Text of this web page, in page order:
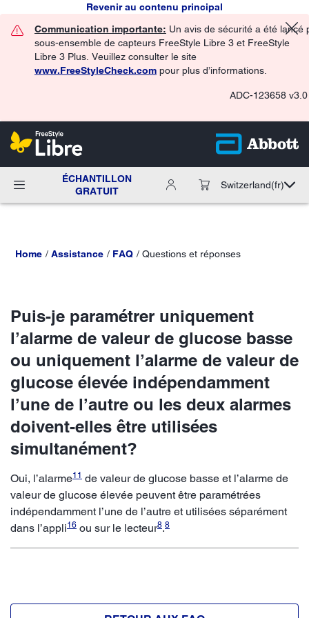
Revenir au contenu principal
Communication importante: Un avis de sécurité a été lancé
sous-ensemble de capteurs FreeStyle Libre 3 et FreeStyle
Libre 3 Plus. Veuillez consulter le site
www.FreeStyleCheck.com pour plus d’informations.
ADC-123658 v3.0
ÉCHANTILLON
GRATUIT
Switzerland(fr)
Home Assistance FAQ Questions et réponses
Puis-je paramétrer uniquement
l’alarme de valeur de glucose basse
ou uniquement l’alarme de valeur de
glucose élevée indépendamment
l’une de l’autre ou les deux alarmes
doivent-elles être utilisées
simultanément?
Oui, l’alarme11 de valeur de glucose basse et l’alarme de
valeur de glucose élevée peuvent être paramétrées
indépendamment l’une de l’autre et utilisées séparément
dans l’appli16 ou sur le lecteur8.8